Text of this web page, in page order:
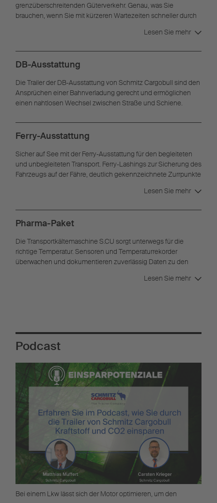
grenzüberschreitenden Güterverkehr. Genau, was Sie
brauchen, wenn Sie mit kürzeren Wartezeiten schneller durch
Lesen Sie mehr
DB-Ausstattung
Die Trailer der DB-Ausstattung von Schmitz Cargobull sind den
Ansprüchen einer Bahnverladung gerecht und ermöglichen
einen nahtlosen Wechsel zwischen Straße und Schiene.
Ferry-Ausstattung
Sicher auf See mit der Ferry-Ausstattung für den begleiteten
und unbegleiteten Transport. Ferry-Lashings zur Sicherung des
Fahrzeugs auf der Fähre, deutlich gekennzeichnete Zurrpunkte
Lesen Sie mehr
Pharma-Paket
Die Transportkältemaschine S.CU sorgt unterwegs für die
richtige Temperatur. Sensoren und Temperaturrekorder
überwachen und dokumentieren zuverlässig Daten zu den
Doppelstock-Einbauten und Ladungssicherungsschienen
Lesen Sie mehr
Podcast
Bei einem Lkw lässt sich der Motor optimieren, um den